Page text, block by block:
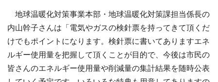
地球温暖化対策事業本部・地球温暖化対策課担当係長の
内山幹子さんは「電気やガスの検針票を持ってきて頂くだ
けでもポイントになります。検針票に書いてありますエネ
ルギー使用量を把握して頂くことが目的で、今後は市民の
皆さんのエネルギー使用量や削減量の集計結果を随時公表